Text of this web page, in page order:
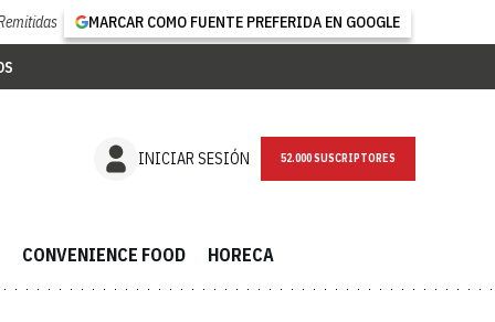
MARCAR COMO FUENTE PREFERIDA EN GOOGLE
INICIAR SESIÓN NEWSLETTER
CONVENIENCE FOOD HORECA